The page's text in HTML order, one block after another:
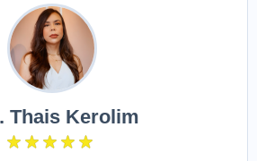
Thais Kerolim